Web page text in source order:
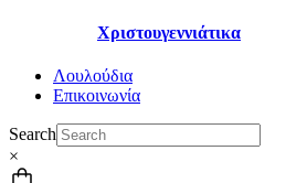
Χριστουγεννιάτικα
Λουλούδια
Επικοινωνία
Search
×